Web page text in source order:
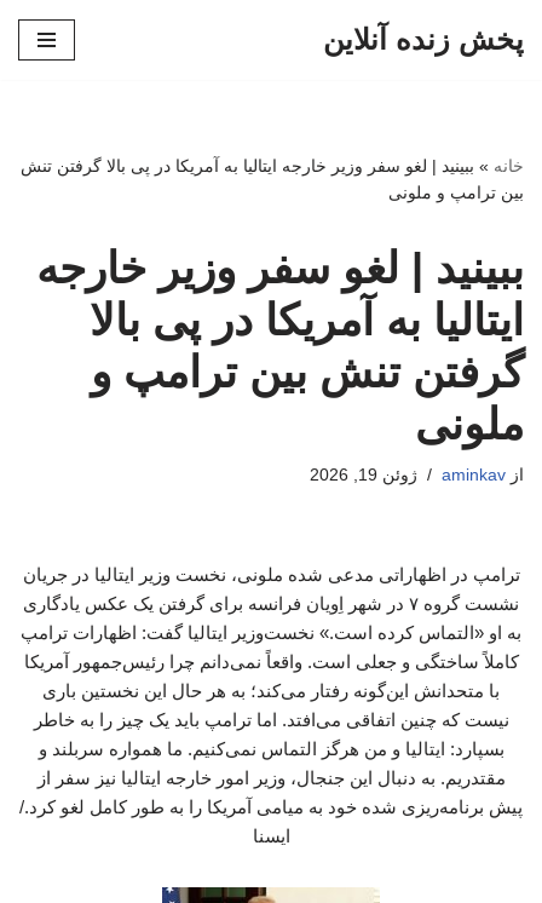
پخش زنده آنلاین
خانه » ببینید | لغو سفر وزیر خارجه ایتالیا به آمریکا در پی بالا گرفتن تنش
بین ترامپ و ملونی
ببینید | لغو سفر وزیر خارجه
ایتالیا به آمریکا در پی بالا
گرفتن تنش بین ترامپ و
ملونی
از aminkav ژوئن 19, 2026
ترامپ در اظهاراتی مدعی شده ملونی، نخست وزیر ایتالیا در جریان
نشست گروه ۷ در شهر اِویان فرانسه برای گرفتن یک عکس یادگاری
به او «التماس کرده است.» نخست‌وزیر ایتالیا گفت: اظهارات ترامپ
کاملاً ساختگی و جعلی است. واقعاً نمی‌دانم چرا رئیس‌جمهور آمریکا
با متحدانش این‌گونه رفتار می‌کند؛ به هر حال این نخستین باری
نیست که چنین اتفاقی می‌افتد. اما ترامپ باید یک چیز را به خاطر
بسپارد: ایتالیا و من هرگز التماس نمی‌کنیم. ما همواره سربلند و
مقتدریم. به دنبال این جنجال، وزیر امور خارجه ایتالیا نیز سفر از
پیش برنامه‌ریزی شده خود به میامی آمریکا را به طور کامل لغو کرد./
ایسنا